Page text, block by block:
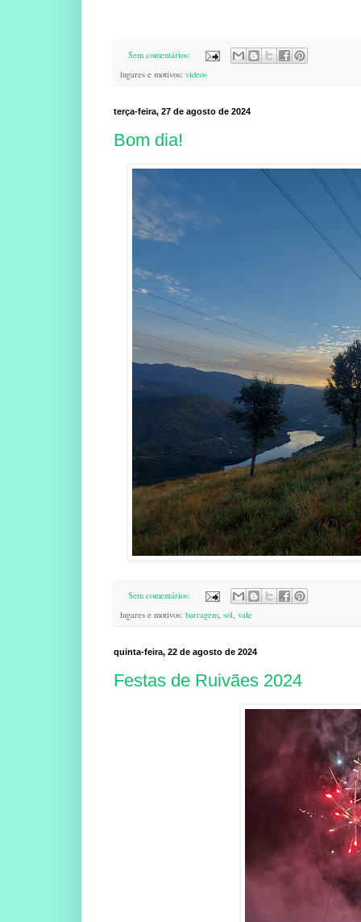
Sem comentários:
lugares e motivos: videos
terça-feira, 27 de agosto de 2024
Bom dia!
Sem comentários:
lugares e motivos: barragem, sol, vale
quinta-feira, 22 de agosto de 2024
Festas de Ruivães 2024